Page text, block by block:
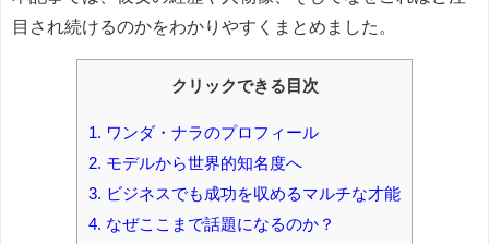
目され続けるのかをわかりやすくまとめました。
クリックできる目次
1. ワンダ・ナラのプロフィール
2. モデルから世界的知名度へ
3. ビジネスでも成功を収めるマルチな才能
4. なぜここまで話題になるのか？